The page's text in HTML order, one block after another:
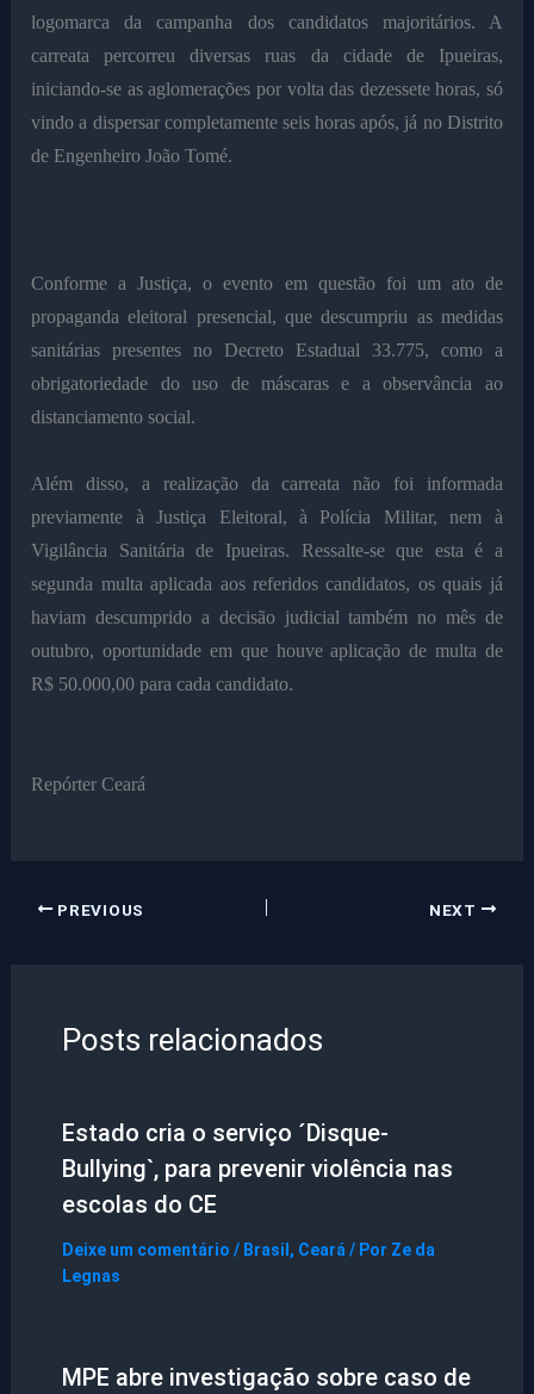
logomarca da campanha dos candidatos majoritários. A
carreata percorreu diversas ruas da cidade de Ipueiras,
iniciando-se as aglomerações por volta das dezessete horas, só
vindo a dispersar completamente seis horas após, já no Distrito
de Engenheiro João Tomé.
Conforme a Justiça, o evento em questão foi um ato de
propaganda eleitoral presencial, que descumpriu as medidas
sanitárias presentes no Decreto Estadual 33.775, como a
obrigatoriedade do uso de máscaras e a observância ao
distanciamento social.
Além disso, a realização da carreata não foi informada
previamente à Justiça Eleitoral, à Polícia Militar, nem à
Vigilância Sanitária de Ipueiras. Ressalte-se que esta é a
segunda multa aplicada aos referidos candidatos, os quais já
haviam descumprido a decisão judicial também no mês de
outubro, oportunidade em que houve aplicação de multa de
R$ 50.000,00 para cada candidato.
Repórter Ceará
PREVIOUS NEXT
Posts relacionados
Estado cria o serviço ´Disque-
Bullying`, para prevenir violência nas
escolas do CE
Deixe um comentário / Brasil , Ceará/ Por Ze da
Legnas
MPE abre investigação sobre caso de